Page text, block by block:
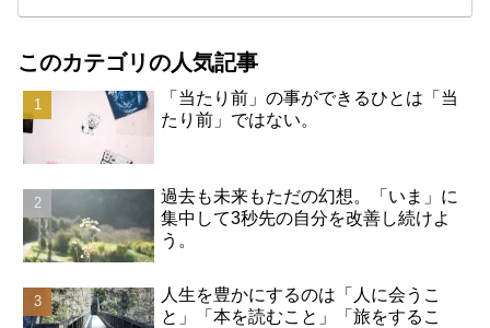
このカテゴリの人気記事
「当たり前」の事ができるひとは「当
たり前」ではない。
過去も未来もただの幻想。「いま」に
集中して3秒先の自分を改善し続けよ
う。
人生を豊かにするのは「人に会うこ
と」「本を読むこと」「旅をするこ